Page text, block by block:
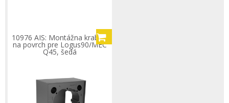
10976 AIS: Montážna krabica
na povrch pre Logus90/MEC
Q45, šedá